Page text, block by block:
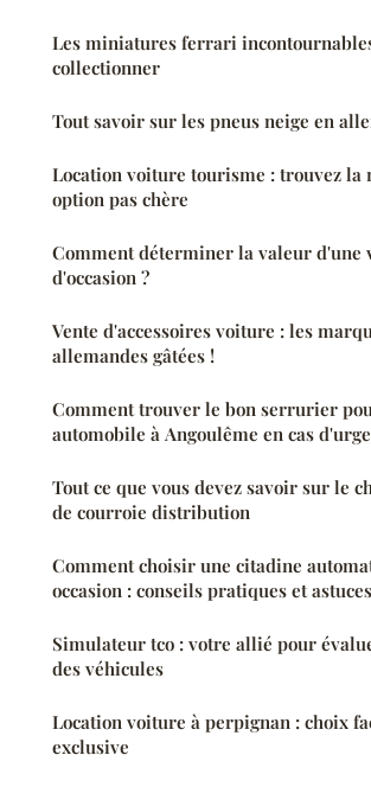
Les miniatures ferrari
collectionner
Tout savoir sur les pneus neige en
Location voiture tourisme : trouvez la
option pas chère
Comment déterminer la valeur d'une
d'occasion ?
Vente d'accessoires voiture : les
allemandes gâtées !
Comment trouver le bon serrurier
automobile à Angoulême en cas
Tout ce que vous devez savoir sur le
de courroie distribution
Comment choisir une citadine
occasion : conseils pratiques et astuces
Simulateur tco : votre allié pour
des véhicules
Location voiture à perpignan : choix
exclusive